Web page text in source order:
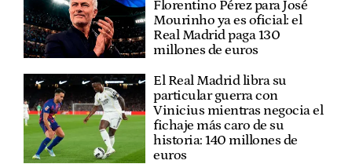
Florentino Pérez para José
Mourinho ya es oficial: el
Real Madrid paga 130
millones de euros
El Real Madrid libra su
particular guerra con
Vinicius mientras negocia el
fichaje más caro de su
historia: 140 millones de
euros